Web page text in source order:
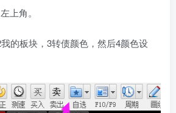
上角。
的板块，3转债颜色，然后4颜色设